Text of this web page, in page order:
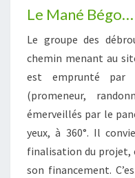
Le Mané
Le groupe des
chemin menant au
est emprunté par
(promeneur,
émerveillés par le
yeux, à 360°. Il
finalisation du projet,
son financement.